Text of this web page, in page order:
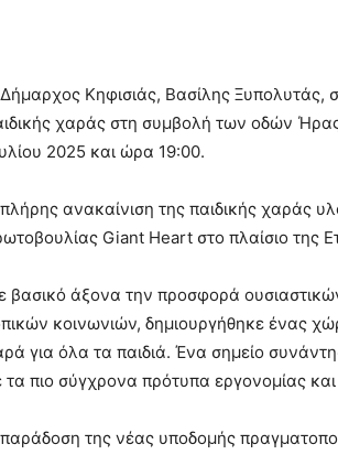
Κηφισιάς, Βασίλης Ξυπολυτάς,
χαράς στη συμβολή των οδών
2025 και ώρα 19:00.
ανακαίνιση της παιδικής χαράς
Giant Heart στο πλαίσιο της
βασικό άξονα την προσφορά
κοινωνιών, δημιουργήθηκε ένας
για όλα τα παιδιά. Ένα σημείο
τα πιο σύγχρονα πρότυπα εργονομίας και
της νέας υποδομής